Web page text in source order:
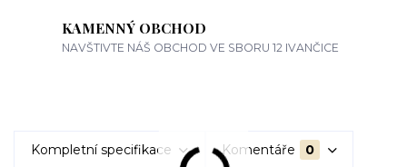
KAMENNÝ OBCHOD
NAVŠTIVTE NÁŠ OBCHOD VE SBORU 12 IVANČICE
Kompletní specifikace Komentáře 0